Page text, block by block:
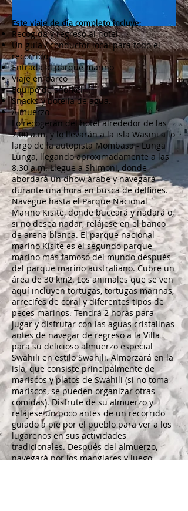
Este viaje de día completo incluye:
Recogida y regreso al hotel.
Un guía / conductor local para todo el
recorrido.
Entrada al parque marino
Viaje en barco
Equipo de snorkel
Snacks y botella de agua.
Almuerzo
Lo recogerán del hotel alrededor de las
7.00 a.m. y lo llevarán a la isla Wasini a lo
largo de la autopista Mombasa - Lunga
Lunga, llegando aproximadamente a las
8.30 a.m. Llegue a Shimoni, donde
abordará un dhow árabe y navegará
durante una hora en busca de delfines.
Navegue hasta el Parque Nacional
Marino Kisite, donde buceará y nadará o,
si no desea nadar, relájese en el banco
de arena blanca. El parque nacional
marino Kisite es el segundo parque
marino más famoso del mundo después
del parque marino australiano. Cubre un
área de 30 km2. Los animales que se ven
aquí incluyen tortugas, tortugas marinas,
arrecifes de coral y diferentes tipos de
peces marinos. Tendrá 2 horas para
jugar y disfrutar con las aguas cristalinas
antes de navegar de regreso a la Villa
para su delicioso almuerzo especial
Swahili en estilo Swahili. Almorzará en la
isla, que consiste principalmente de
mariscos y platos de Swahili (si no toma
mariscos, se pueden organizar otras
comidas). Disfrute de su almuerzo y
relájese un poco antes de un recorrido
guiado a pie por el pueblo para ver a los
lugareños en sus actividades
tradicionales. Después del almuerzo,
navegará por los manglares y luego